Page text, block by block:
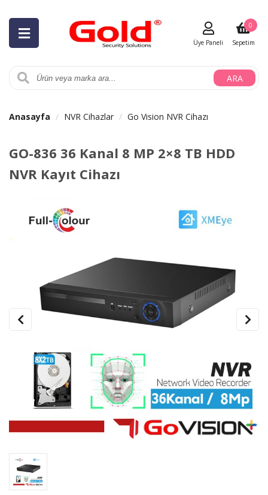
ARA
Üye Paneli Sepetim
0
Anasayfa NVR Cihazlar Go Vision NVR Cihazı
GO-836 36 Kanal 8 MP 2×8 TB HDD
NVR Kayıt Cihazı